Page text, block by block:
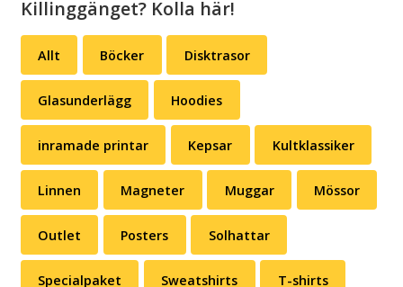
vit)
mängd
Killinggänget? Kolla här!
Allt Böcker Disktrasor
Glasunderlägg Hoodies
inramade printar Kepsar Kultklassiker
Linnen Magneter Muggar Mössor
Outlet Posters Solhattar
Specialpaket Sweatshirts T-shirts